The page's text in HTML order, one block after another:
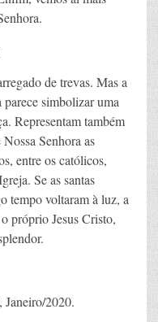
de trevas. Mas a
parece simbolizar uma
Representam também
Senhora as
entre os católicos,
Se as santas
tempo voltaram à luz, a
próprio Jesus Cristo,
Janeiro/2020.